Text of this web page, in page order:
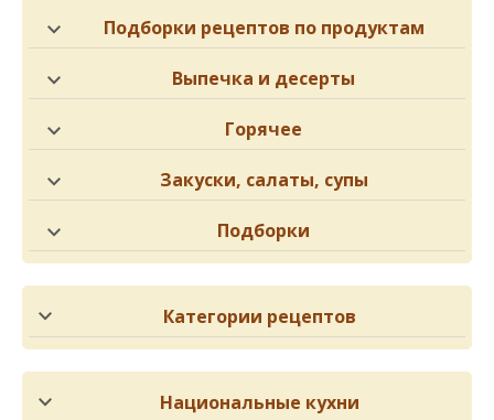
Подборки рецептов по продуктам
Выпечка и десерты
Горячее
Закуски, салаты, супы
Подборки
Категории рецептов
Национальные кухни